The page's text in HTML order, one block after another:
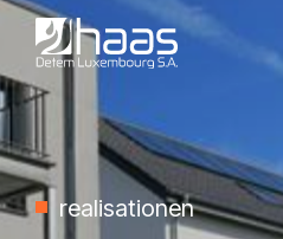
Zum Inhalt springen
realisationen